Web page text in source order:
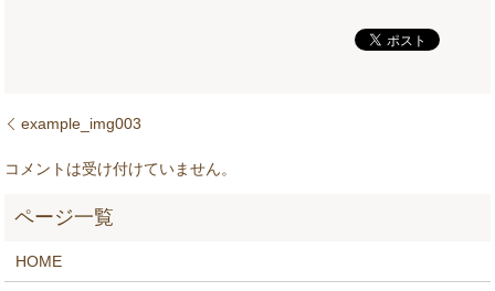
example_img003
コメントは受け付けていません。
HOME